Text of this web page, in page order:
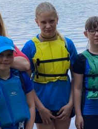
Informace o oddílu